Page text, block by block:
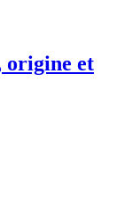
origine et